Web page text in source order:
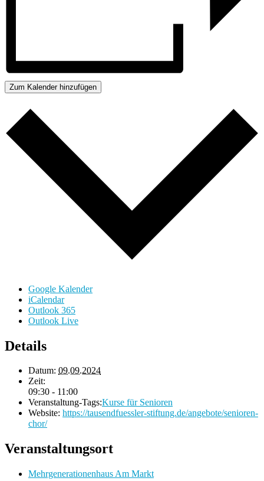
Zum Kalender hinzufügen
Google Kalender
iCalendar
Outlook 365
Outlook Live
Details
Datum: 09.09.2024
Zeit:
09:30 - 11:00
Veranstaltung-Tags:Kurse für Senioren
Website: https://tausendfuessler-stiftung.de/angebote/senioren-
chor/
Veranstaltungsort
Mehrgenerationenhaus Am Markt